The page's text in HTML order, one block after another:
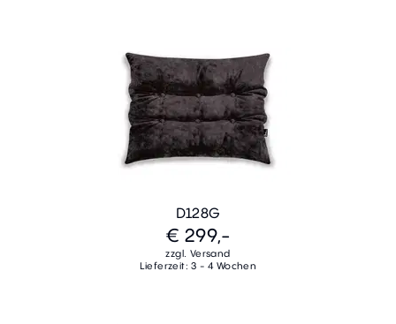
D128G
€ 299,-
zzgl. Versand
Lieferzeit: 3 - 4 Wochen